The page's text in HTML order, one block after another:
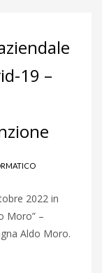
19 –
2022 in
Moro” –
Aldo Moro.